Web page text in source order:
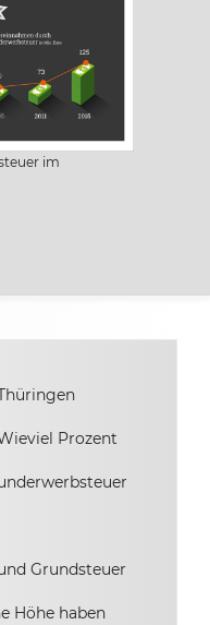
im
Prozent
Grundsteuer
Höhe haben